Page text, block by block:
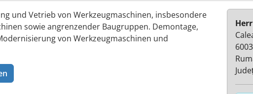
und Vetrieb von Werkzeugmaschinen, insbesondere
sowie angrenzender Baugruppen. Demontage,
von Werkzeugmaschinen und